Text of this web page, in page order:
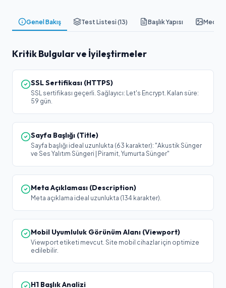
Genel Bakış Test Listesi (13) Başlık Yapısı Medya
Kritik Bulgular ve İyileştirmeler
SSL Sertifikası (HTTPS)
SSL sertifikası geçerli. Sağlayıcı: Let's Encrypt. Kalan süre:
59 gün.
Sayfa Başlığı (Title)
Sayfa başlığı ideal uzunlukta (63 karakter): "Akustik Sünger
ve Ses Yalıtım Süngeri | Piramit, Yumurta Sünger"
Meta Açıklaması (Description)
Meta açıklama ideal uzunlukta (134 karakter).
Mobil Uyumluluk Görünüm Alanı (Viewport)
Viewport etiketi mevcut. Site mobil cihazlar için optimize
edilebilir.
H1 Başlık Analizi